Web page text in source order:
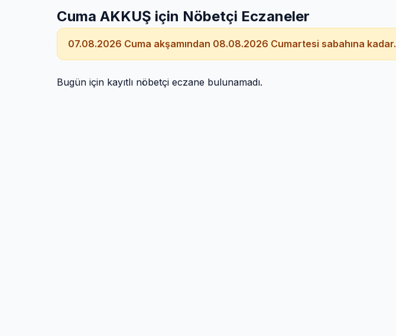
Cuma AKKUŞ için Nöbetçi Eczaneler
07.08.2026 Cuma akşamından 08.08.2026 Cumartesi sabahına kadar.
Bugün için kayıtlı nöbetçi eczane bulunamadı.